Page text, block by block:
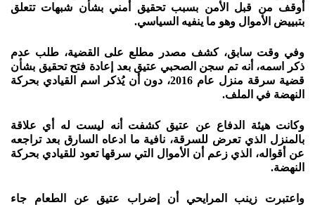
أوقف من قبل الأمن بسبب تحقيق أمني بشأن شبهات تتعلق
بتبييض الأموال وهو ما ينفيه السياسي.
وفي وقت سابق، كشف مصدر مطلع على القضية، طلب عدم
ذكر اسمه، أنه تم سجن الصحبي عتيق بعد إعادة فتح تحقيق بشأن
قضية سرقة منزل عام 2016، دون أن يُذكر اسم القيادي بحركة
النهضة في الملف.
وكانت هيئة الدفاع عن عتيق كشفت أنه ليست له أي علاقة
بالمنزل الذي تعرض للسرقة، نافية ما ادعاه السارق بعد تراجعه
عن أقواله، الذي زعم أن الأموال التي سرقها تعود للقيادي بحركة
النهضة.
واعتبرت زينب المرايحي أن إضراب عتيق عن الطعام جاء